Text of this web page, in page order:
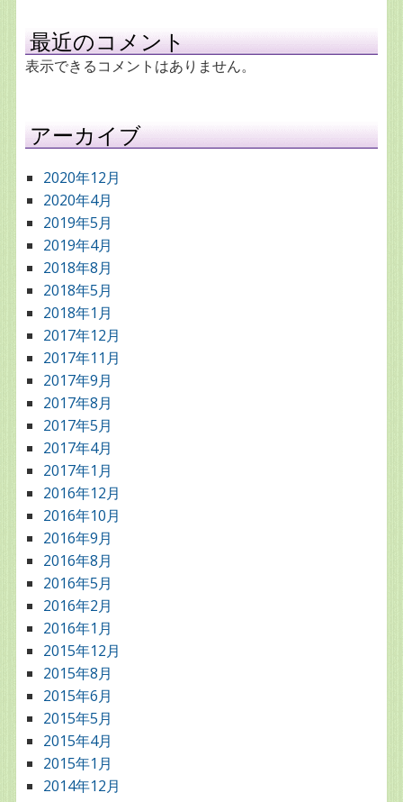
最近のコメント
表示できるコメントはありません。
アーカイブ
2020年12月
2020年4月
2019年5月
2019年4月
2018年8月
2018年5月
2018年1月
2017年12月
2017年11月
2017年9月
2017年8月
2017年5月
2017年4月
2017年1月
2016年12月
2016年10月
2016年9月
2016年8月
2016年5月
2016年2月
2016年1月
2015年12月
2015年8月
2015年6月
2015年5月
2015年4月
2015年1月
2014年12月